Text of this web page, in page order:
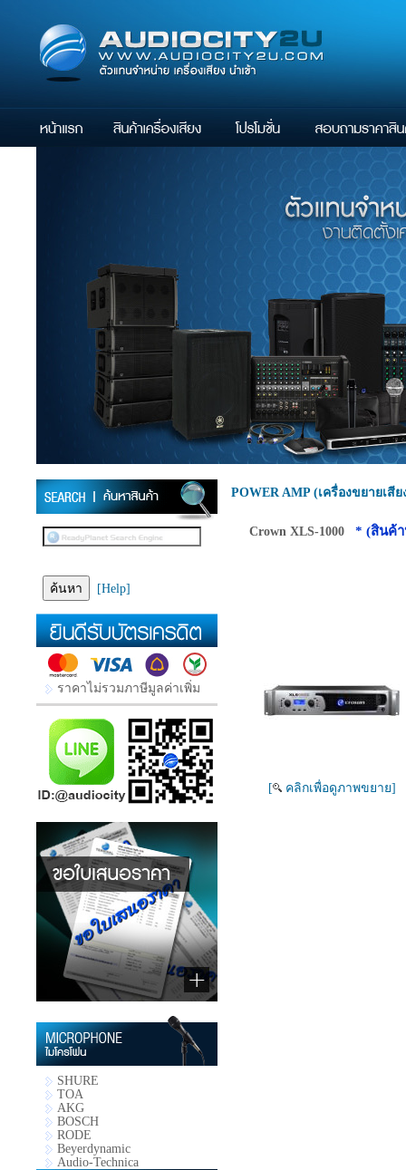
[Help]
ราคาไม่รวมภาษีมูลค่าเพิ่ม
SHURE
TOA
AKG
BOSCH
RODE
Beyerdynamic
Audio-Technica
POWER AMP (เครื่องขยายเสีย
Crown XLS-1000 * (สินค้
[ คลิกเพื่อดูภาพขยาย]